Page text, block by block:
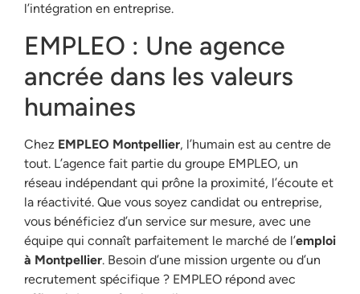
l’intégration en entreprise.
EMPLEO : Une agence
ancrée dans les valeurs
humaines
Chez EMPLEO Montpellier, l’humain est au centre de
tout. L’agence fait partie du groupe EMPLEO, un
réseau indépendant qui prône la proximité, l’écoute et
la réactivité. Que vous soyez candidat ou entreprise,
vous bénéficiez d’un service sur mesure, avec une
équipe qui connaît parfaitement le marché de l’emploi
à Montpellier. Besoin d’une mission urgente ou d’un
recrutement spécifique ? EMPLEO répond avec